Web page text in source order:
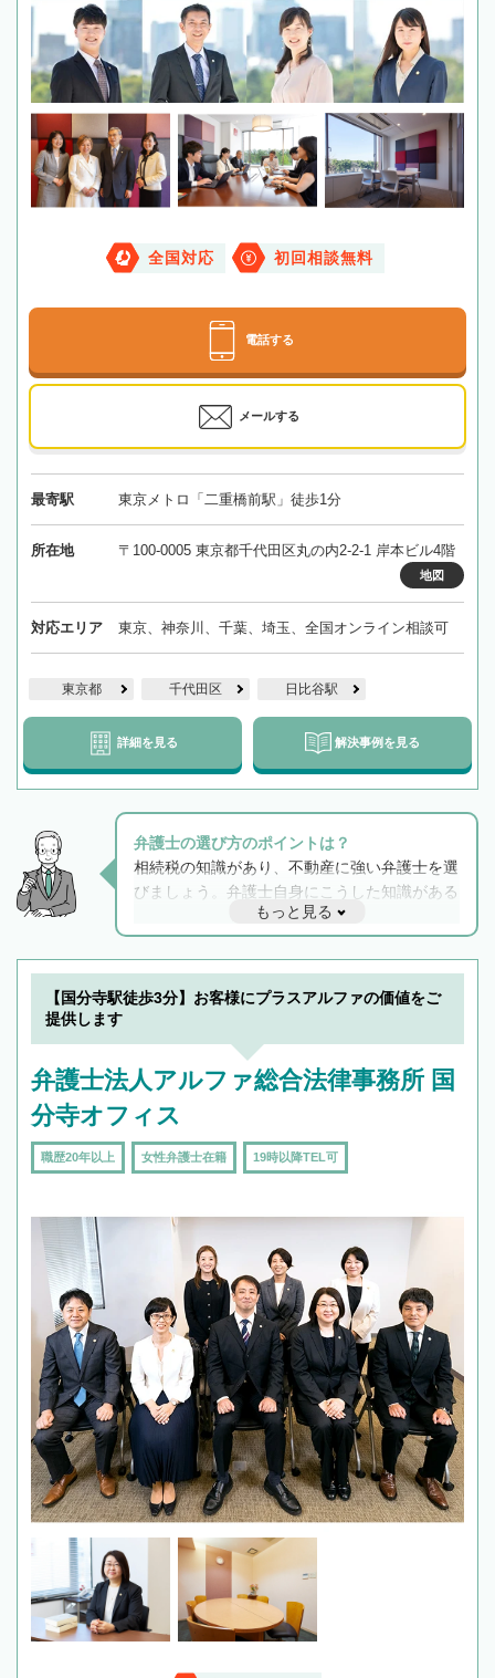
全国対応 初回相談無料
電話する
メールする
最寄駅 東京メトロ「二重橋前駅」徒歩1分
所在地 〒100-0005 東京都千代田区丸の内2-2-1 岸本ビル4階
地図
対応エリア 東京、神奈川、千葉、埼玉、全国オンライン相談可
東京都 千代田区 日比谷駅
詳細を見る 解決事例を見る
弁護士の選び方のポイントは？
相続税の知識があり、不動産に強い弁護士を選
びましょう。弁護士自身にこうした知識がある
と他士業との連携もスムーズに進み、トラブル
解決のみならず相続をトータルで任せることが
できます。また、相続は感情がからむ分野なの
でフィーリングも重要です。実際に電話や面談
もっと見る
【国分寺駅徒歩3分】お客様にプラスアルファの価値をご
提供します
弁護士法人アルファ総合法律事務所 国
分寺オフィス
職歴20年以上 女性弁護士在籍 19時以降TEL可